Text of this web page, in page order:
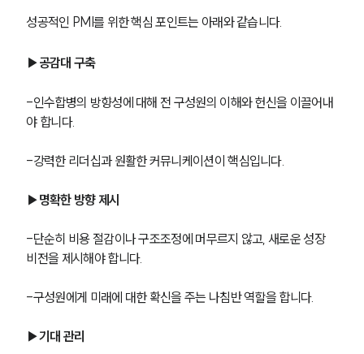
M&A전문변호사
법률 블로그
법률서식
대륜법률상담예약
대륜법률상담예약
성공적인 PMI를 위한 핵심 포인트는 아래와 같습니다.
▶공감대 구축
-인수합병의 방향성에 대해 전 구성원의 이해와 헌신을 이끌어내
야 합니다.
-강력한 리더십과 원활한 커뮤니케이션이 핵심입니다.
▶명확한 방향 제시
-단순히 비용 절감이나 구조조정에 머무르지 않고, 새로운 성장
비전을 제시해야 합니다.
-구성원에게 미래에 대한 확신을 주는 나침반 역할을 합니다.
▶기대 관리